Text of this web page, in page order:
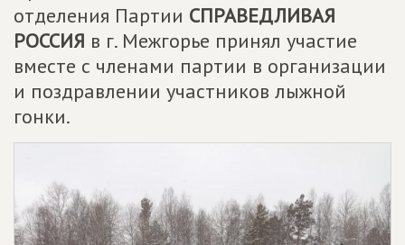
отделения Партии СПРАВЕДЛИВАЯ
РОССИЯ в г. Межгорье принял участие
вместе с членами партии в организации
и поздравлении участников лыжной
гонки.